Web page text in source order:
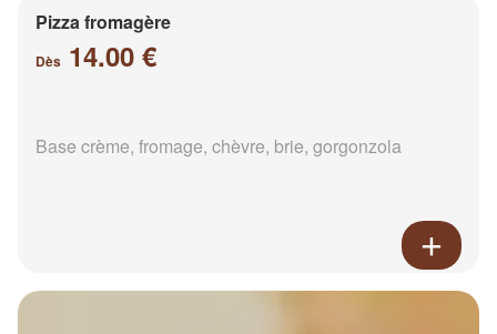
Pizza fromagère
Dès 14.00 €
Base crème, fromage, chèvre, brie, gorgonzola